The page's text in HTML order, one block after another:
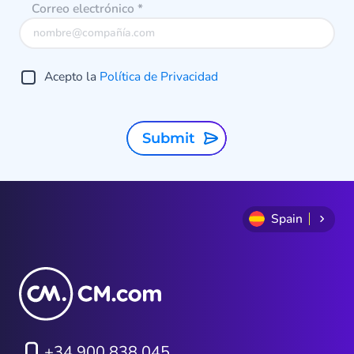
clientes comprometidos y lograr
que vuelvan mucho después de
compras.
Correo electrónico *
Acepto la Política de Privacidad
Submit
Spain